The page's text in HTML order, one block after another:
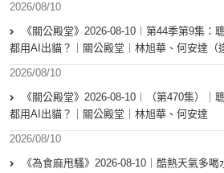
2026/08/10
《關公殿堂》2026-08-10︱第44季第9集：
都用AI出貓？｜關公殿堂｜林旭華、何安達（
2026/08/10
《關公殿堂》2026-08-10︱（第470集）｜
都用AI出貓？｜關公殿堂｜林旭華、何安達
2026/08/10
《為食麻甩騷》2026-08-10｜酷熱天氣多